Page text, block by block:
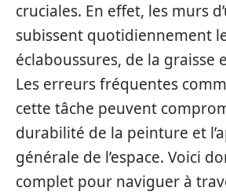
cruciales. En effet, les murs
subissent quotidiennement
éclaboussures, de la graisse
Les erreurs fréquentes
cette tâche peuvent
durabilité de la peinture et
générale de l’espace. Voici
complet pour naviguer à